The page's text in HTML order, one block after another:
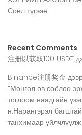
Соёл түгээе
Recent Comments
注册以获取100 USDT
Binance注册奖金
“Монгол өв соёлоо
тоглоом наадгайн
н.Нарангэрэл
танхимаар